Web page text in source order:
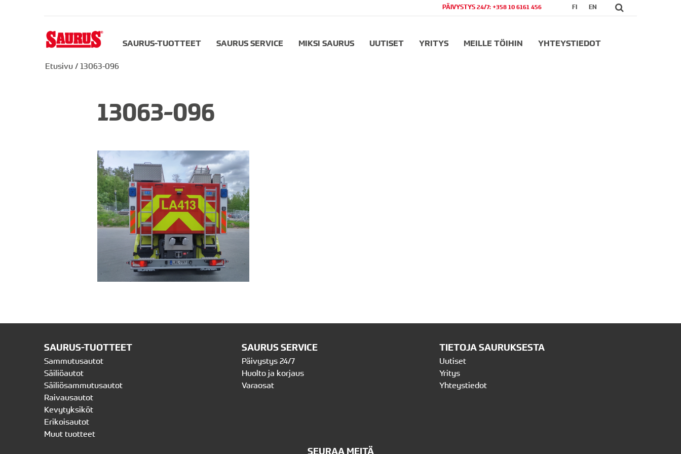
FI EN
PÄIVYSTYS 24/7: +358 10 6161 456
SAURUS-TUOTTEET SAURUS SERVICE MIKSI SAURUS UUTISET YRITYS MEILLE TÖIHIN YHTEYSTIEDOT
Etusivu / 13063-096
13063-096
SAURUS-TUOTTEET
Sammutusautot
Säiliöautot
Säiliösammutusautot
Raivausautot
Kevytyksiköt
Erikoisautot
Muut tuotteet
SAURUS SERVICE
Päivystys 24/7
Huolto ja korjaus
Varaosat
TIETOJA SAURUKSESTA
Uutiset
Yritys
Yhteystiedot
SEURAA MEITÄ